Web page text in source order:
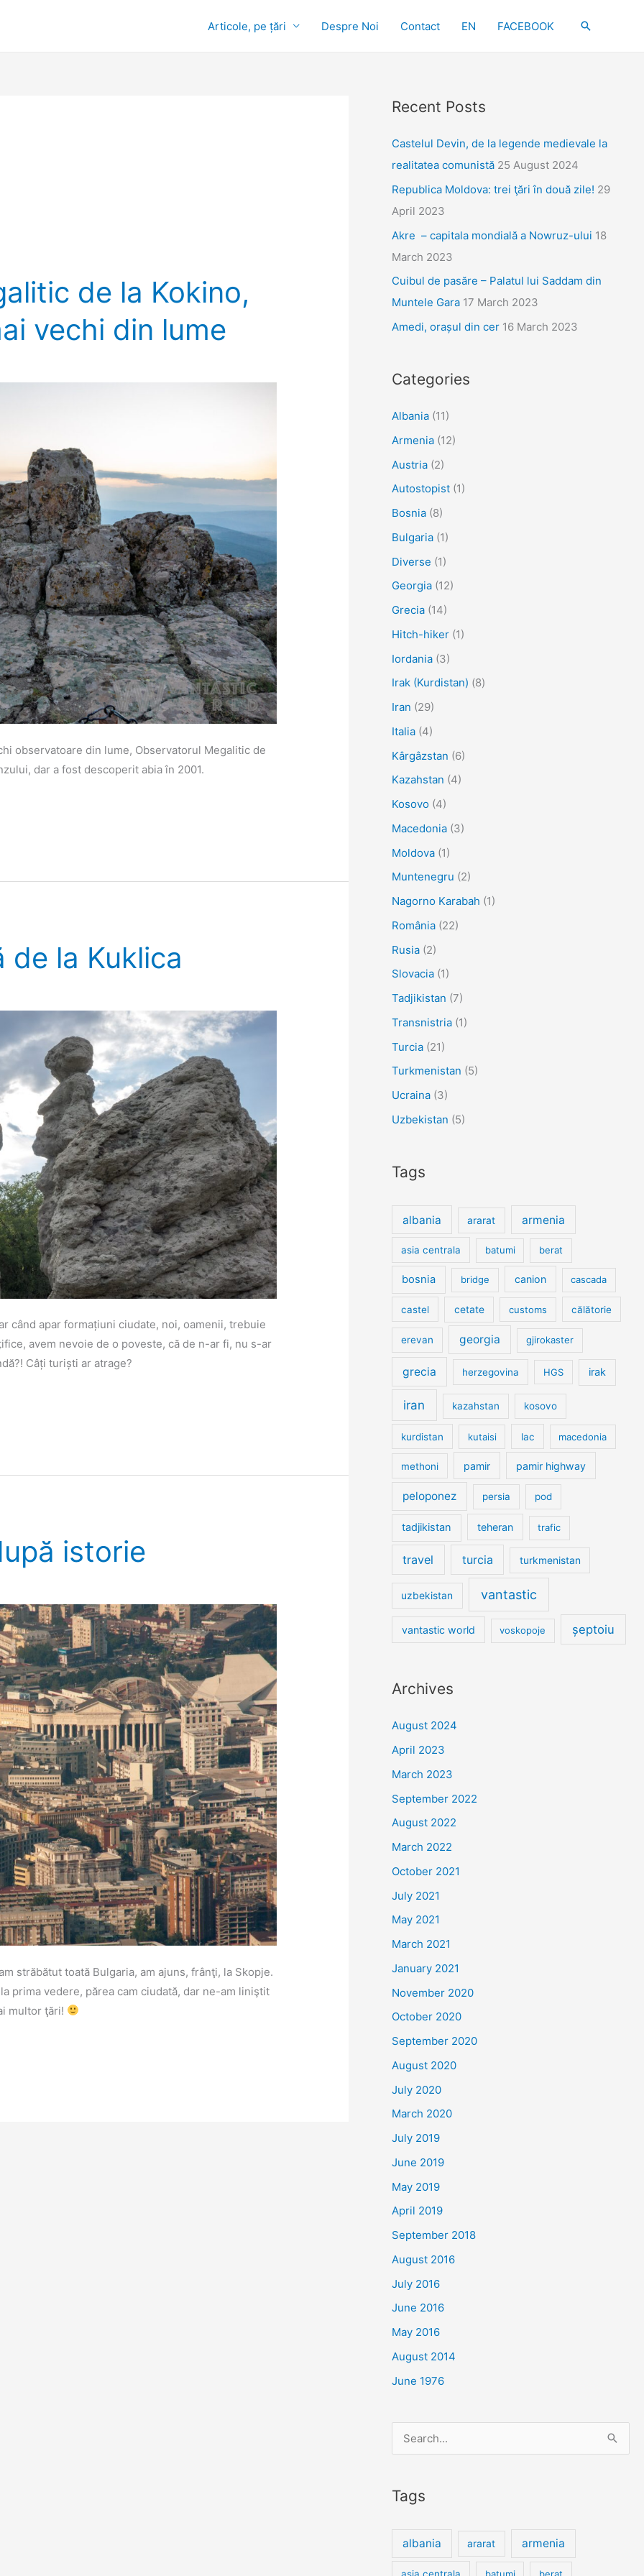
Articole, pe țări Despre Noi Contact EN FACEBOOK Search
de la Kokino,
vechi din lume
observatoare din lume, Observatorul Megalitic de
dar a fost descoperit abia în 2001.
de la Kuklica
când apar formațiuni ciudate, noi, oamenii, trebuie
avem nevoie de o poveste, că de n-ar fi, nu s-ar
Câți turiști ar atrage?
istorie
străbătut toată Bulgaria, am ajuns, frânţi, la Skopje.
prima vedere, părea cam ciudată, dar ne-am liniştit
multor ţări!
Recent Posts
Castelul Devin, de la legende medievale la
realitatea comunistă 25 August 2024
Republica Moldova: trei ţări în două zile! 29
April 2023
Akre – capitala mondială a Nowruz-ului 18
March 2023
Cuibul de pasăre – Palatul lui Saddam din
Muntele Gara 17 March 2023
Amedi, orașul din cer 16 March 2023
Categories
Albania(11)
Armenia(12)
Austria(2)
Autostopist(1)
Bosnia(8)
Bulgaria(1)
Diverse (1)
Georgia(12)
Grecia(14)
Hitch-hiker(1)
Iordania(3)
Irak (Kurdistan) (8)
Iran (29)
Italia(4)
Kârgâzstan (6)
Kazahstan (4)
Kosovo(4)
Macedonia(3)
Moldova(1)
Muntenegru (2)
Nagorno Karabah (1)
România(22)
Rusia(2)
Slovacia(1)
Tadjikistan (7)
Transnistria(1)
Turcia(21)
Turkmenistan (5)
Ucraina(3)
Uzbekistan (5)
Tags
albania ararat armenia
asia centrala batumi berat
bosnia bridge canion cascada
castel cetate customs călătorie
erevan georgia gjirokaster
grecia herzegovina HGS irak
iran kazahstan kosovo
kurdistan kutaisi lac macedonia
methoni pamir pamir highway
peloponez persia pod
tadjikistan teheran trafic
travel turcia turkmenistan
uzbekistan vantastic
vantastic world voskopoje șeptoiu
Archives
August 2024
April 2023
March 2023
September 2022
August 2022
March 2022
October 2021
July 2021
May 2021
March 2021
January 2021
November 2020
October 2020
September 2020
August 2020
July 2020
March 2020
July 2019
June 2019
May 2019
April 2019
September 2018
August 2016
July 2016
June 2016
May 2016
August 2014
June 1976
Search
for:
Tags
albania ararat armenia